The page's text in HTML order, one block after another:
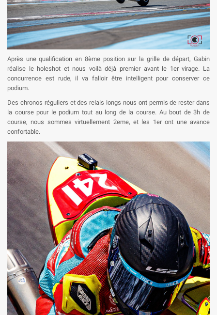
Après une qualification en 8ème position sur la grille de départ, Gabin
réalise le holeshot et nous voilà déjà premier avant le 1er virage. La
concurrence est rude, il va falloir être intelligent pour conserver ce
podium.
Des chronos réguliers et des relais longs nous ont permis de rester dans
la course pour le podium tout au long de la course. Au bout de 3h de
course, nous sommes virtuellement 2eme, et les 1er ont une avance
confortable.